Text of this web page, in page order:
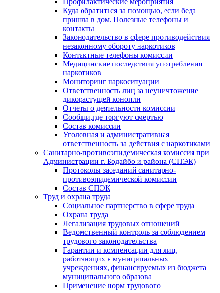
Профилактические мероприятия
Куда обратиться за помощью, если беда
пришла в дом. Полезные телефоны и
контакты
Законодательство в сфере противодействия
незаконному обороту наркотиков
Контактные телефоны комиссии
Медицинские последствия употребления
наркотиков
Мониторинг наркоситуации
Ответственность лиц за неуничтожение
дикорастущей конопли
Отчеты о деятельности комиссии
Сообщи,где торгуют смертью
Состав комиссии
Уголовная и административная
ответственность за действия с наркотиками
Санитарно-противоэпидемическая комиссия при
Администрации г. Бодайбо и района (СПЭК)
Протоколы заседаний санитарно-
противоэпидемической комиссии
Состав СПЭК
Труд и охрана труда
Социальное партнерство в сфере труда
Охрана труда
Легализация трудовых отношений
Ведомственный контроль за соблюдением
трудового законодательства
Гарантии и компенсации для лиц,
работающих в муниципальных
учреждениях, финансируемых из бюджета
муниципального образова
Применение норм трудового